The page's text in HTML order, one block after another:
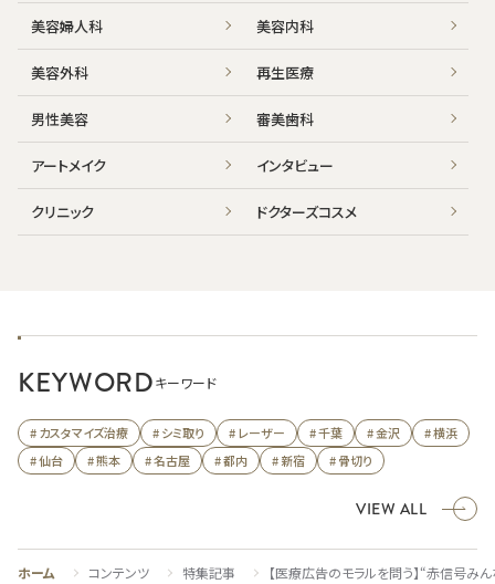
美容婦人科 美容内科
美容外科 再生医療
男性美容 審美歯科
アートメイク インタビュー
クリニック ドクターズコスメ
KEYWORDキーワード
# カスタマイズ治療 # シミ取り # レーザー # 千葉 # 金沢
# 横浜
# 仙台
# 熊本 # 名古屋 # 都内 # 新宿 # 骨切り
VIEW ALL
ホーム コンテンツ 特集記事 【医療広告のモラルを問う】“赤信号み